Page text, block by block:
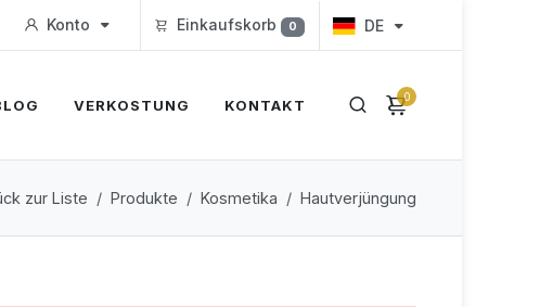
Konto Einkaufskorb 0 DE
0
VERKOSTUNG KONTAKT
zur Liste Produkte Kosmetika Hautverjüngung